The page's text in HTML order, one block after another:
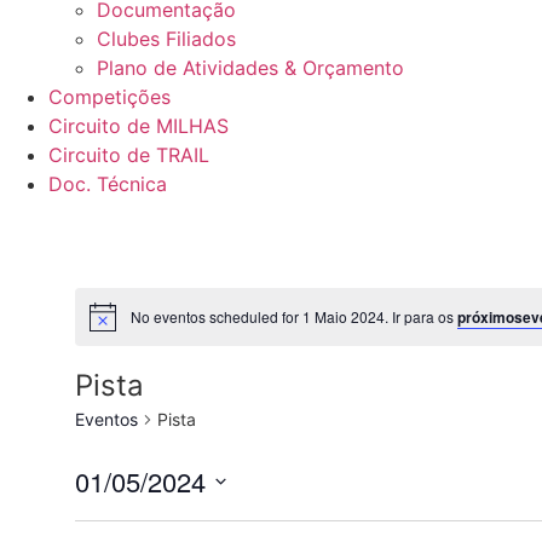
Documentação
Clubes Filiados
Plano de Atividades & Orçamento
Competições
Circuito de MILHAS
Circuito de TRAIL
Doc. Técnica
No eventos scheduled for 1 Maio 2024. Ir para os
Pista
Eventos Pista
01/05/2024
data